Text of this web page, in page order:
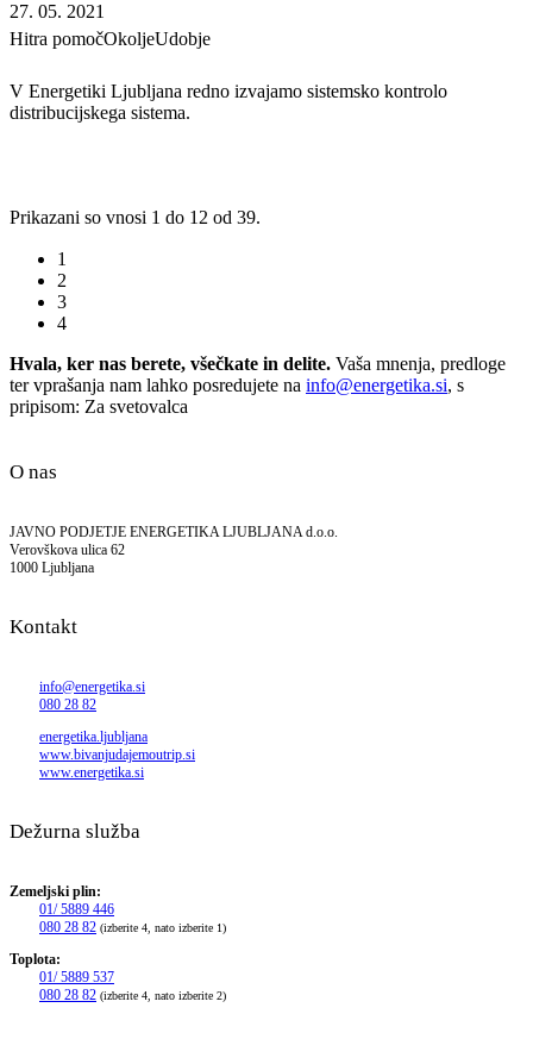
27. 05. 2021
Hitra pomočOkoljeUdobje
V Energetiki Ljubljana redno izvajamo sistemsko kontrolo
distribucijskega sistema.
Prikazani so vnosi 1 do 12 od 39.
1
2
3
4
Hvala, ker nas berete, všečkate in delite. Vaša mnenja, predloge
ter vprašanja nam lahko posredujete na info@energetika.si, s
pripisom: Za svetovalca
O nas
JAVNO PODJETJE ENERGETIKA LJUBLJANA d.o.o.
Verovškova ulica 62
1000 Ljubljana
Kontakt
info@energetika.si
080 28 82
energetika.ljubljana
www.bivanjudajemoutrip.si
www.energetika.si
Dežurna služba
Zemeljski plin:
01/ 5889 446
080 28 82 (izberite 4, nato izberite 1)
Toplota:
01/ 5889 537
080 28 82 (izberite 4, nato izberite 2)